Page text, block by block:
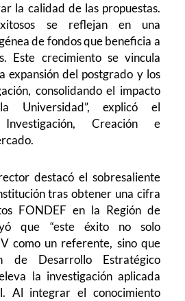
la calidad de las propuestas.
se reflejan en una
de fondos que beneficia a
Este crecimiento se vincula
expansión del postgrado y los
consolidando el impacto
Universidad”, explicó el
Creación e
destacó el sobresaliente
tras obtener una cifra
FONDEF en la Región de
que “este éxito no solo
como un referente, sino que
de Desarrollo Estratégico
la investigación aplicada
Al integrar el conocimiento